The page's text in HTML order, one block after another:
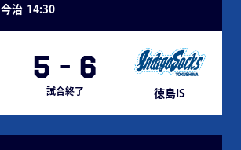
今治 14:30
5 - 6
試合終了 徳島IS